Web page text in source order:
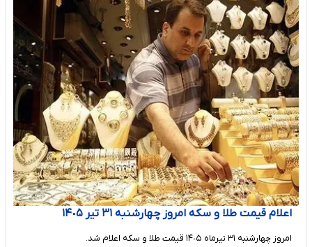
اعلام قیمت طلا و سکه امروز چهارشنبه ٣١ تیر ١۴٠۵
امروز چهارشنبه ٣١ تیرماه ١۴٠۵ قیمت طلا و سکه اعلام شد.